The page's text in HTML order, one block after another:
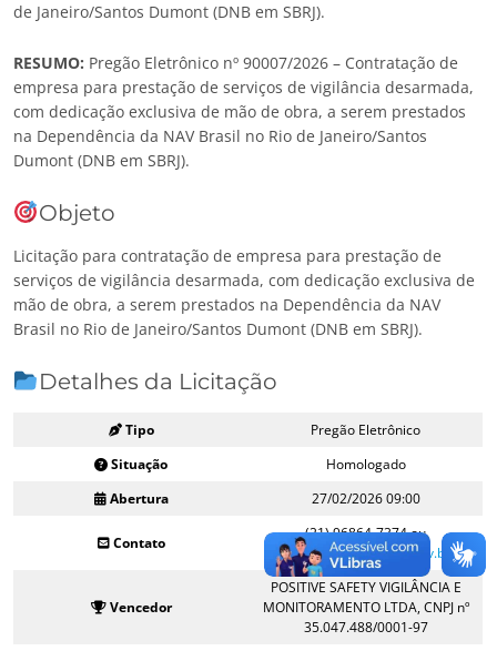
de Janeiro/Santos Dumont (DNB em SBRJ).
RESUMO: Pregão Eletrônico nº 90007/2026 – Contratação de
empresa para prestação de serviços de vigilância desarmada,
com dedicação exclusiva de mão de obra, a serem prestados
na Dependência da NAV Brasil no Rio de Janeiro/Santos
Dumont (DNB em SBRJ).
Objeto
Licitação para contratação de empresa para prestação de
serviços de vigilância desarmada, com dedicação exclusiva de
mão de obra, a serem prestados na Dependência da NAV
Brasil no Rio de Janeiro/Santos Dumont (DNB em SBRJ).
Detalhes da Licitação
Tipo
Pregão Eletrônico
Situação
Homologado
Abertura
27/02/2026 09:00
Contato
(21) 96864-7374 ou
licitacoes@navbrasil.gov.br
Vencedor
POSITIVE SAFETY VIGILÂNCIA E
MONITORAMENTO LTDA, CNPJ nº
35.047.488/0001-97